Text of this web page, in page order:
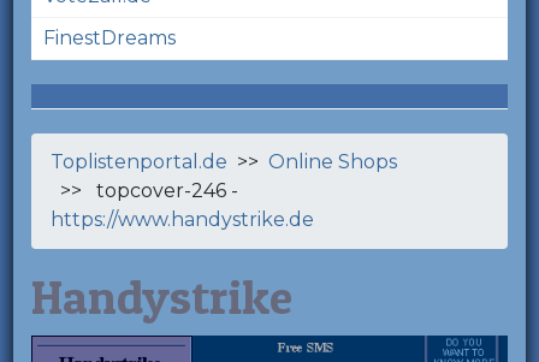
FinestDreams
Toplistenportal.de >>Online Shops
>> topcover-246 -
https://www.handystrike.de
Handystrike